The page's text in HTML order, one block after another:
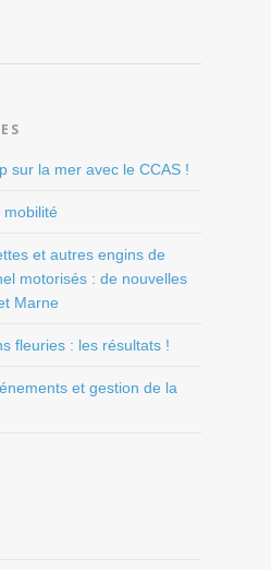
sur la mer avec le CCAS !
et autres engins de
motorisés : de nouvelles
Marne
fleuries : les résultats !
et gestion de la